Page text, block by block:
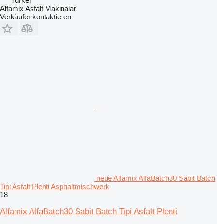
Alfamix Asfalt Makinaları
Verkäufer kontaktieren
neue Alfamix AlfaBatch30 Sabit Batch
Tipi Asfalt Plenti Asphaltmischwerk
18
Alfamix AlfaBatch30 Sabit Batch Tipi Asfalt Plenti